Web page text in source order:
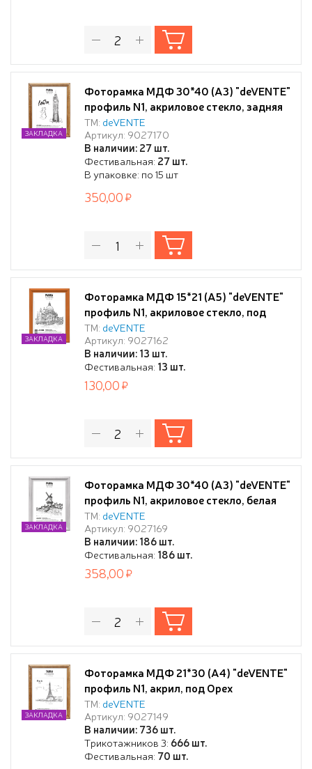
Фоторамка МДФ 30*40 (А3) "deVENTE"
профиль N1, акриловое стекло, задняя
панель - переплетный картон, с
креплением для подвеса, под орех, в
термоусадочной пленке
ТМ: deVENTE
Артикул: 9027170
В наличии: 27 шт.
Фестивальная: 27 шт.
В упаковке: по 15 шт
ЗАКЛАДКА
350,00
Фоторамка МДФ 15*21 (А5) "deVENTE"
профиль N1, акриловое стекло, под
Миланский Орех, задняя панель-
переплетный картон, с подставкой для
установки на столе,
ТМ: deVENTE
Артикул: 9027162
В наличии: 13 шт.
Фестивальная: 13 шт.
ЗАКЛАДКА
130,00
Фоторамка МДФ 30*40 (А3) "deVENTE"
профиль N1, акриловое стекло, белая
ТМ: deVENTE
Артикул: 9027169
В наличии: 186 шт.
Фестивальная: 186 шт.
ЗАКЛАДКА
358,00
Фоторамка МДФ 21*30 (А4) "deVENTE"
профиль N1, акрил, под Орех
ТМ: deVENTE
Артикул: 9027149
В наличии: 736 шт.
Трикотажников 3: 666 шт.
Фестивальная: 70 шт.
ЗАКЛАДКА